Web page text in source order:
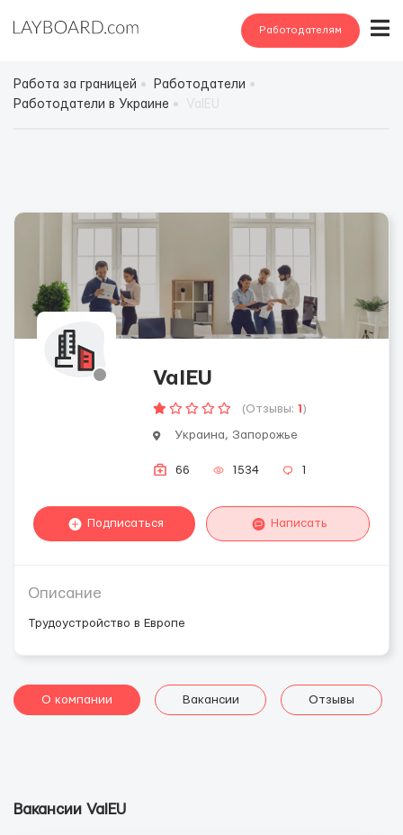
Работодателям
Работа за границей
Работодатели
Работодатели в Украине
ValEU
(Отзывы: 1 )
Украина, Запорожье
66 1534 1
Подписаться Написать
Описание
Трудоустройство в Европе
О компании Вакансии Отзывы
Вакансии ValEU